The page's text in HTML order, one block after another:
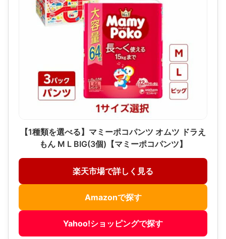
【1種類を選べる】マミーポコパンツ オムツ ドラえ
もん M L BIG(3個)【マミーポコパンツ】
楽天市場で詳しく見る
Amazonで探す
Yahoo!ショッピングで探す